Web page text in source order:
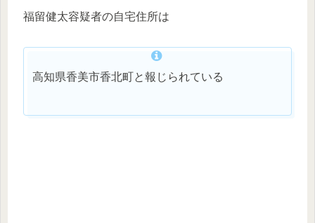
福留健太容疑者の自宅住所は
高知県香美市香北町と報じられている